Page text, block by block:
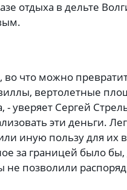
отдыха в дельте
во что можно
вертолетные
- уверяет Сергей
эти деньги.
иную пользу для их
за границей было
не позволили